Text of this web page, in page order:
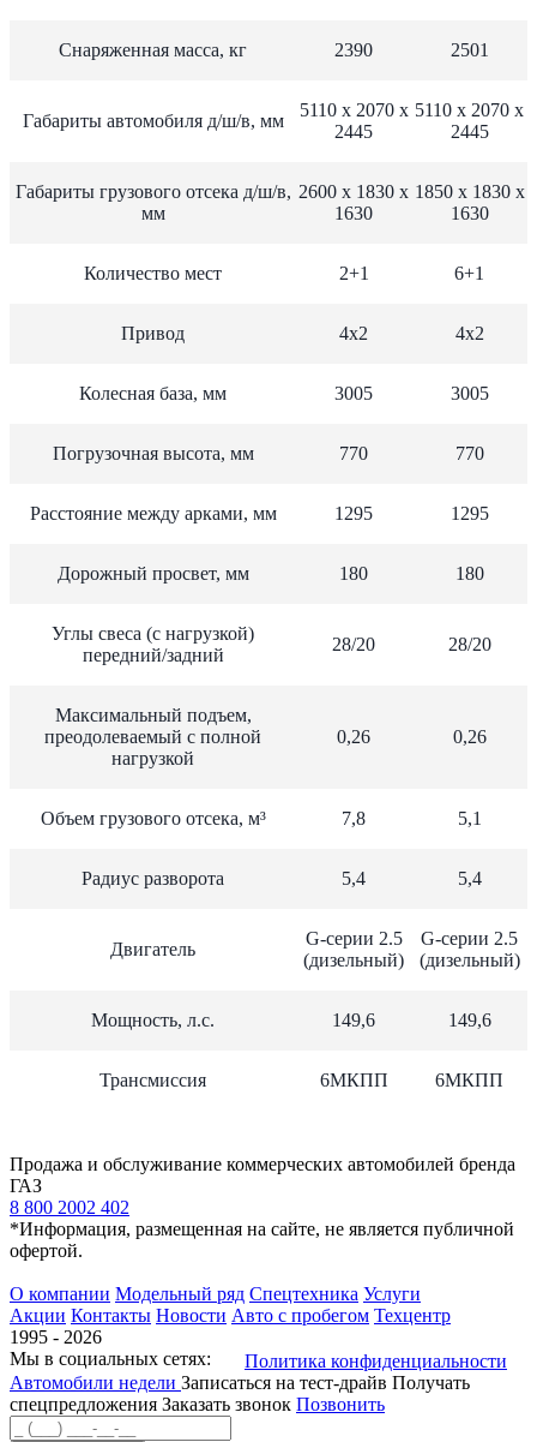
Снаряженная масса, кг 2390 2501
Габариты автомобиля д/ш/в, мм
5110 х 2070 х
2445
5110 х 2070 х
2445
Габариты грузового отсека д/ш/в,
мм
2600 х 1830 х
1630
1850 х 1830 х
1630
Количество мест 2+1 6+1
Привод 4х2 4х2
Колесная база, мм 3005 3005
Погрузочная высота, мм 770 770
Расстояние между арками, мм 1295 1295
Дорожный просвет, мм 180 180
Углы свеса (с нагрузкой)
передний/задний
28/20 28/20
Максимальный подъем,
преодолеваемый с полной
нагрузкой
0,26 0,26
Объем грузового отсека, м³ 7,8 5,1
Радиус разворота 5,4 5,4
Двигатель
G-серии 2.5
(дизельный)
G-серии 2.5
(дизельный)
Мощность, л.с. 149,6 149,6
Трансмиссия 6МКПП 6МКПП
Продажа и обслуживание коммерческих автомобилей бренда
ГАЗ
8 800 2002 402
*Информация, размещенная на сайте, не является публичной
офертой.
О компании Модельный ряд Спецтехника Услуги
Акции Контакты Новости Авто с пробегом Техцентр
1995 - 2026
Мы в социальных сетях:
Политика конфиденциальности
Автомобили недели Записаться на тест-драйв Получать
спецпредложения Заказать звонок Позвонить